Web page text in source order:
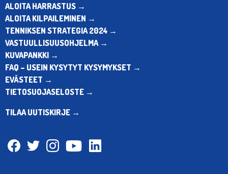
ALOITA HARRASTUS →
ALOITA KILPAILEMINEN →
TENNIKSEN STRATEGIA 2024 →
VASTUULLISUUSOHJELMA →
KUVAPANKKI →
FAQ – USEIN KYSYTYT KYSYMYKSET →
EVÄSTEET →
TIETOSUOJASELOSTE →
TILAA UUTISKIRJE →